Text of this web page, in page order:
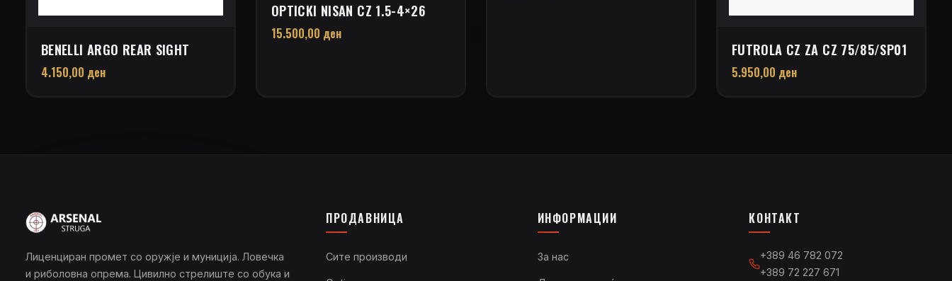
BENELLI ARGO REAR SIGHT
4.150,00 ден
OPTICKI NISAN CZ 1.5-4×26
15.500,00 ден
FUTROLA CZ ZA CZ 75/85/SP01
5.950,00 ден
Лиценциран промет со оружје и муниција. Ловечка
и риболовна опрема. Цивилно стрелиште со обука и
ПРОДАВНИЦА
Сите производи
ИНФОРМАЦИИ
За нас
КОНТАКТ
+389 46 782 072
+389 72 227 671